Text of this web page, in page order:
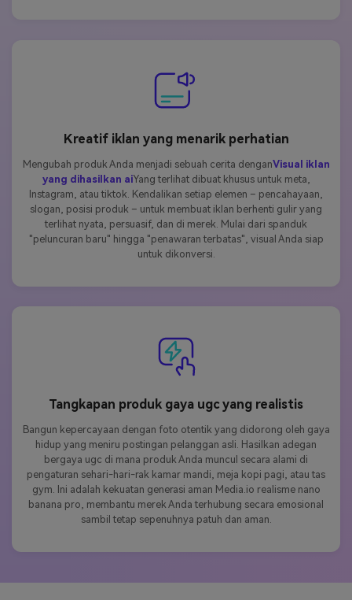
Kreatif iklan yang menarik perhatian
Mengubah produk Anda menjadi sebuah cerita denganVisual iklan
yang dihasilkan aiYang terlihat dibuat khusus untuk meta,
Instagram, atau tiktok. Kendalikan setiap elemen – pencahayaan,
slogan, posisi produk – untuk membuat iklan berhenti gulir yang
terlihat nyata, persuasif, dan di merek. Mulai dari spanduk
"peluncuran baru" hingga "penawaran terbatas", visual Anda siap
untuk dikonversi.
Tangkapan produk gaya ugc yang realistis
Bangun kepercayaan dengan foto otentik yang didorong oleh gaya
hidup yang meniru postingan pelanggan asli. Hasilkan adegan
bergaya ugc di mana produk Anda muncul secara alami di
pengaturan sehari-hari-rak kamar mandi, meja kopi pagi, atau tas
gym. Ini adalah kekuatan generasi aman Media.io realisme nano
banana pro, membantu merek Anda terhubung secara emosional
sambil tetap sepenuhnya patuh dan aman.